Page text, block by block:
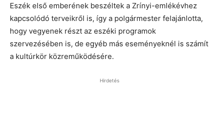
Eszék első emberének beszéltek a Zrínyi-emlékévhez
kapcsolódó terveikről is, így a polgármester felajánlotta,
hogy vegyenek részt az eszéki programok
szervezésében is, de egyéb más eseményeknél is számít
a kultúrkör közreműködésére.
Hirdetés